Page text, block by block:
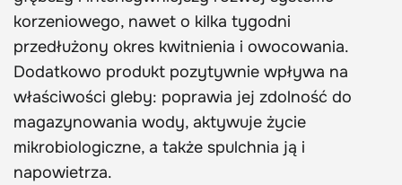
korzeniowego, nawet o kilka tygodni
przedłużony okres kwitnienia i owocowania.
Dodatkowo produkt pozytywnie wpływa na
właściwości gleby: poprawia jej zdolność do
magazynowania wody, aktywuje życie
mikrobiologiczne, a także spulchnia ją i
napowietrza.